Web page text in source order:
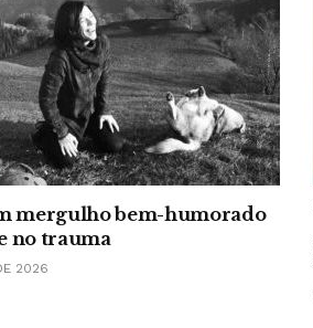
mergulho bem-humorado
no trauma
2026